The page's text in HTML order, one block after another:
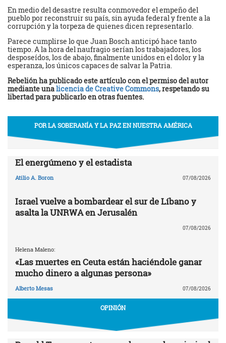
En medio del desastre resulta conmovedor el empeño del
pueblo por reconstruir su país, sin ayuda federal y frente a la
corrupción y la torpeza de quienes dicen representarlo.
Parece cumplirse lo que Juan Bosch anticipó hace tanto
tiempo. A la hora del naufragio serían los trabajadores, los
desposeídos, los de abajo, finalmente unidos en el dolor y la
esperanza, los únicos capaces de salvar la Patria.
Rebelión ha publicado este artículo con el permiso del autor
mediante unalicencia de Creative Commons, respetando su
libertad para publicarlo en otras fuentes.
POR LA SOBERANÍA Y LA PAZ EN NUESTRA AMÉRICA
El energúmeno y el estadista
Atilio A. Boron 07/08/2026
Israel vuelve a bombardear el sur de Líbano y
asalta la UNRWA en Jerusalén
07/08/2026
Helena Maleno:
«Las muertes en Ceuta están haciéndole ganar
mucho dinero a algunas persona»
Alberto Mesas 07/08/2026
OPINIÓN